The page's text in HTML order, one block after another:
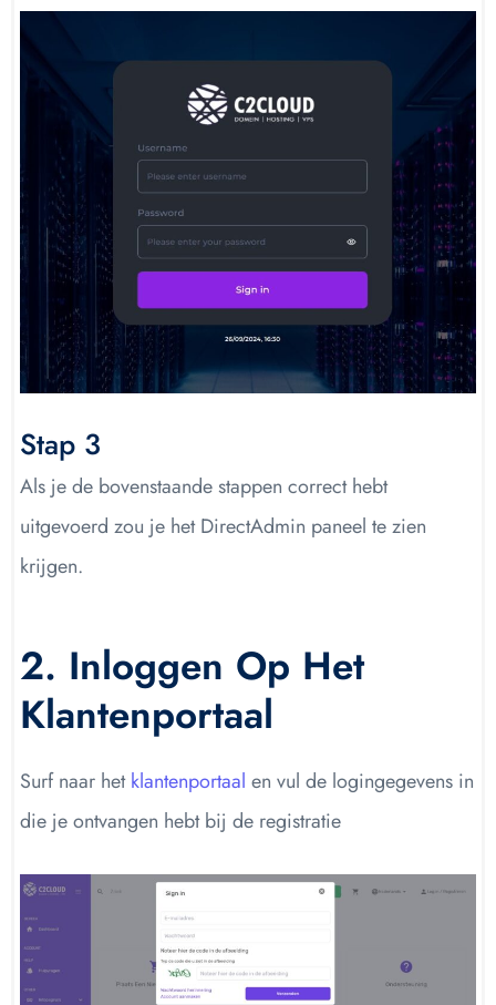
Stap 3
Als je de bovenstaande stappen correct hebt
uitgevoerd zou je het DirectAdmin paneel te zien
krijgen.
2. Inloggen Op Het
Klantenportaal
Surf naar hetklantenportaal en vul de logingegevens in
die je ontvangen hebt bij de registratie